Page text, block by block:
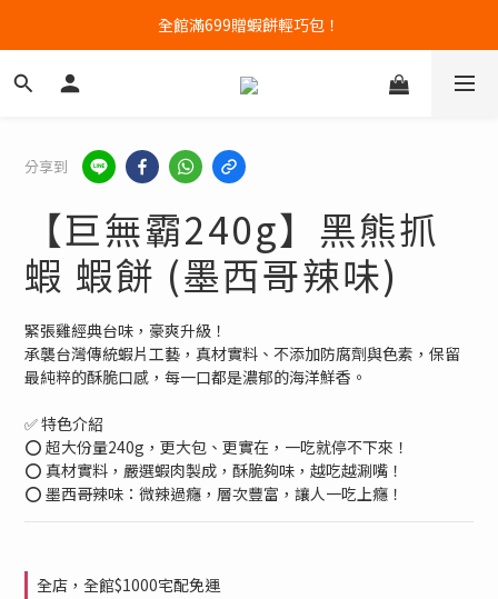
高含量蝦肉餅專賣｜任三件88折
全館滿699贈蝦餅輕巧包！
高含量蝦肉餅專賣｜任三件88折
分享到
【巨無霸240g】黑熊抓
蝦 蝦餅 (墨西哥辣味)
緊張雞經典台味，豪爽升級！
承襲台灣傳統蝦片工藝，真材實料、不添加防腐劑與色素，保留
最純粹的酥脆口感，每一口都是濃郁的海洋鮮香。
✅ 特色介紹
⭕️ 超大份量240g，更大包、更實在，一吃就停不下來！
⭕️ 真材實料，嚴選蝦肉製成，酥脆夠味，越吃越涮嘴！
⭕️ 墨西哥辣味：微辣過癮，層次豐富，讓人一吃上癮！
全店，全館$1000宅配免運